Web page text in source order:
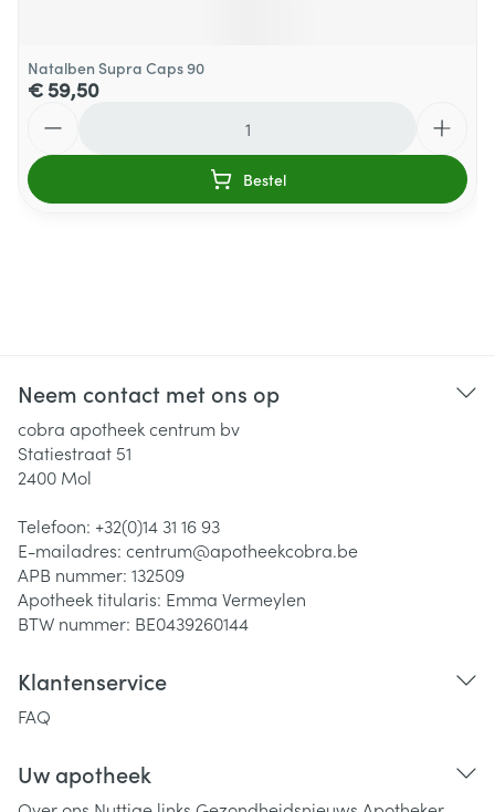
Natalben Supra Caps 90
€ 59,50
Bestel
Neem contact met ons op
cobra apotheek centrum bv
Statiestraat 51
2400 Mol
Telefoon: +32(0)14 31 16 93
E-mailadres: centrum@apotheekcobra.be
APB nummer: 132509
Apotheek titularis: Emma Vermeylen
BTW nummer: BE0439260144
Klantenservice
FAQ
Uw apotheek